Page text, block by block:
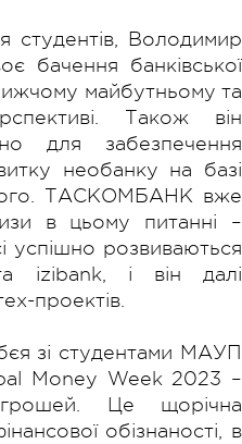
студентів, Володимир
бачення банківської
майбутньому та
Також він
для забезпечення
необанку на базі
ТАСКОМБАНК вже
в цьому питанні –
успішно розвиваються
izibank, і він далі
проектів.
зі студентами МАУП
Money Week 2023 –
грошей. Це щорічна
обізнаності, в